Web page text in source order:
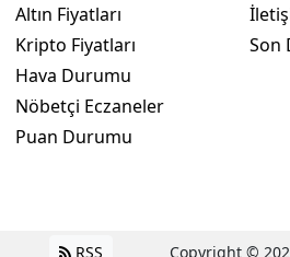
Altın Fiyatları
Kripto Fiyatları
Hava Durumu
Nöbetçi Eczaneler
Puan Durumu
Son
RSS Copyright ©